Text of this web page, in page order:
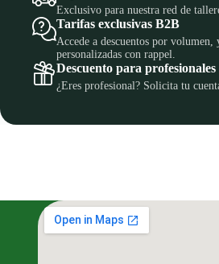
Exclusivo para nuestra red de
Tarifas exclusivas B2B
Accede a descuentos por volumen,
personalizadas con rappel.
Descuento para profesionales
¿Eres profesional? Solicita tu